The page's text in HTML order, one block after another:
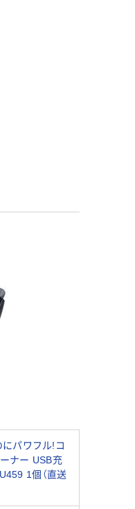
パワフル!コ
ナー USB充
1個（直送